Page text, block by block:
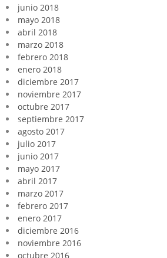
junio 2018
mayo 2018
abril 2018
marzo 2018
febrero 2018
enero 2018
diciembre 2017
noviembre 2017
octubre 2017
septiembre 2017
agosto 2017
julio 2017
junio 2017
mayo 2017
abril 2017
marzo 2017
febrero 2017
enero 2017
diciembre 2016
noviembre 2016
octubre 2016